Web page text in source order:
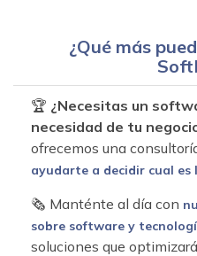
¿Qué más
🏆 ¿Necesitas un
necesidad de tu
ofrecemos una
ayudarte a decidir cual
🗞 Manténte al día con
sobre software y
soluciones que